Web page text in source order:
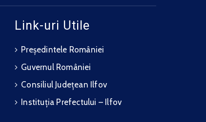
Link-uri Utile
Președintele României
Guvernul României
Consiliul Județean Ilfov
Instituția Prefectului – Ilfov